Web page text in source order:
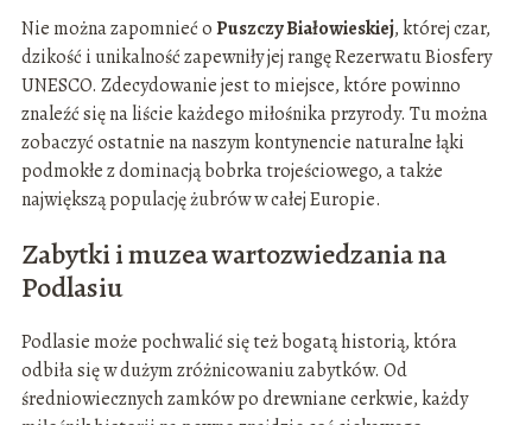
Nie można zapomnieć oPuszczy Białowieskiej, której czar,
dzikość i unikalność zapewniły jej rangę Rezerwatu Biosfery
UNESCO. Zdecydowanie jest to miejsce, które powinno
znaleźć się na liście każdego miłośnika przyrody. Tu można
zobaczyć ostatnie na naszym kontynencie naturalne łąki
podmokłe z dominacją bobrka trojeściowego, a także
największą populację żubrów w całej Europie.
Zabytki i muzea wartozwiedzania na
Podlasiu
Podlasie może pochwalić się też bogatą historią, która
odbiła się w dużym zróżnicowaniu zabytków. Od
średniowiecznych zamków po drewniane cerkwie, każdy